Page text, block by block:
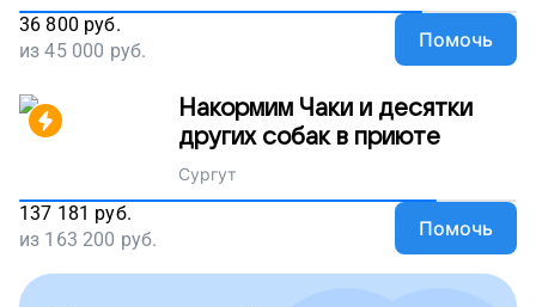
36 800 руб.
из45 000 руб. Помочь
Накормим Чаки и десятки
других собак в приюте
Сургут
137 181 руб.
из 163 200 руб. Помочь